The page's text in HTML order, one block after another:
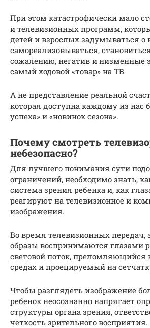
При этом катастрофически мало
и телевизионных программ,
детей и взрослых задумываться о
самореализовываться,
сожалению, негатив и низменные
самый ходовой «товар» на ТВ
А не представление реальной
которая доступна каждому из нас
успеха» и «новинок сезона».
Почему смотреть
небезопасно?
Для лучшего понимания сути
ограничений, необходимо знать,
система зрения ребенка и, как
реагируют на телевизионное и
изображения.
Во время телевизионных передач,
образы воспринимаются глазами
световой поток, преломляющийся
средах и проецируемый на
Чтобы разглядеть изображение
ребенок неосознанно напрягает
структуры органа зрения,
четкость зрительного восприятия.